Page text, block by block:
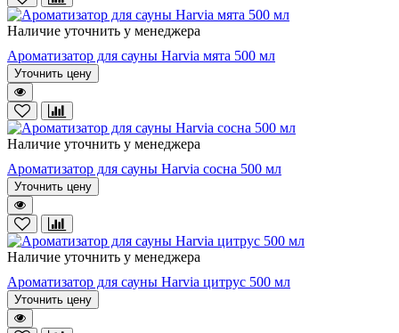
Наличие уточнить у менеджера
Ароматизатор для сауны Harvia мята 500 мл
Уточнить цену
Наличие уточнить у менеджера
Ароматизатор для сауны Harvia сосна 500 мл
Уточнить цену
Наличие уточнить у менеджера
Ароматизатор для сауны Harvia цитрус 500 мл
Уточнить цену